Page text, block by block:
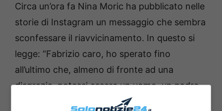
Circa un’ora fa Nina Moric ha pubblicato nelle
storie di Instagram un messaggio che sembra
sconfessare il riavvicinamento. In questo si
legge: “Fabrizio caro, ho sperato fino
all’ultimo che, almeno di fronte ad una
disgrazia, potessi essere un uomo, un padre,
una persona morale. Ed invece non ti